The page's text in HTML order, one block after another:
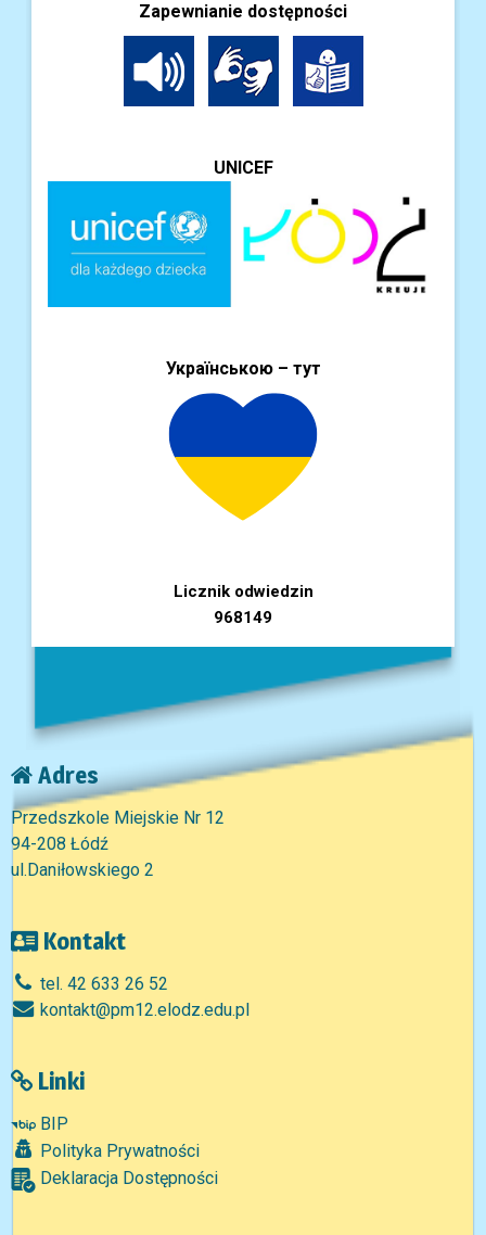
Zapewnianie dostępności
UNICEF
Українською – тут
Licznik odwiedzin
968149
Adres
Przedszkole Miejskie Nr 12
94-208 Łódź
ul.Daniłowskiego 2
Kontakt
tel. 42 633 26 52
kontakt@pm12.elodz.edu.pl
Linki
BIP
Polityka Prywatności
Deklaracja Dostępności